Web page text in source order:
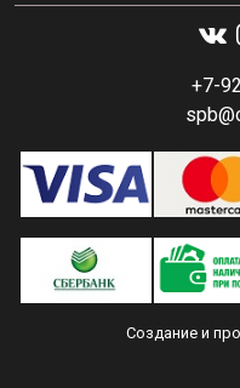
+7-
Создание и